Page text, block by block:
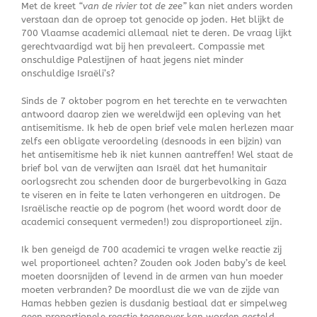
Met de kreet “van de rivier tot de zee”kan niet anders worden
verstaan dan de oproep tot genocide op joden. Het blijkt de
700 Vlaamse academici allemaal niet te deren. De vraag lijkt
gerechtvaardigd wat bij hen prevaleert. Compassie met
onschuldige Palestijnen of haat jegens niet minder
onschuldige Israëli’s?
Sinds de 7 oktober pogrom en het terechte en te verwachten
antwoord daarop zien we wereldwijd een opleving van het
antisemitisme. Ik heb de open brief vele malen herlezen maar
zelfs een obligate veroordeling (desnoods in een bijzin) van
het antisemitisme heb ik niet kunnen aantreffen! Wel staat de
brief bol van de verwijten aan Israël dat het humanitair
oorlogsrecht zou schenden door de burgerbevolking in Gaza
te viseren en in feite te laten verhongeren en uitdrogen. De
Israëlische reactie op de pogrom (het woord wordt door de
academici consequent vermeden!) zou disproportioneel zijn.
Ik ben geneigd de 700 academici te vragen welke reactie zij
wel proportioneel achten? Zouden ook Joden baby’s de keel
moeten doorsnijden of levend in de armen van hun moeder
moeten verbranden? De moordlust die we van de zijde van
Hamas hebben gezien is dusdanig bestiaal dat er simpelweg